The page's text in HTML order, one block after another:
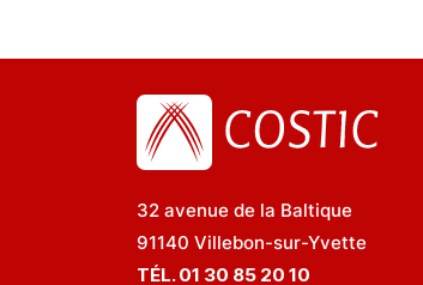
32 avenue de la Baltique
91140 Villebon-sur-Yvette
TÉL. 01 30 85 20 10